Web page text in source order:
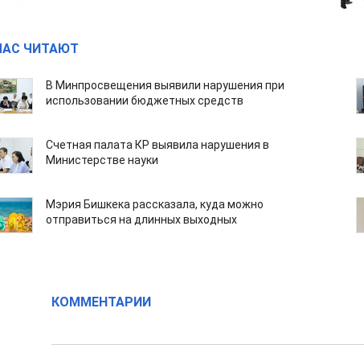
ЧИТАЮТ
В Минпросвещения выявили нарушения при
использовании бюджетных средств
Счетная палата КР выявила нарушения в
Министерстве науки
Мэрия Бишкека рассказала, куда можно
отправиться на длинных выходных
КОММЕНТАРИИ